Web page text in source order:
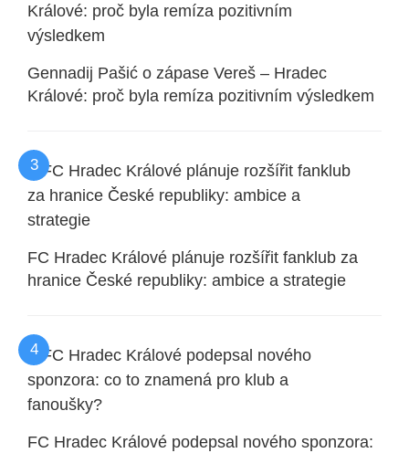
Gennadij Pašić o zápase Vereš – Hradec
Králové: proč byla remíza pozitivním výsledkem
FC Hradec Králové plánuje rozšířit fanklub za
hranice České republiky: ambice a strategie
FC Hradec Králové podepsal nového sponzora: